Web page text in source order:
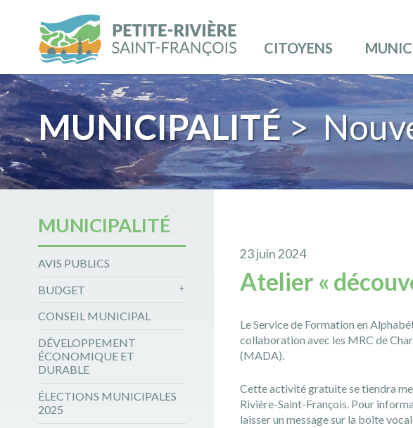
CITOYENS
MUNICIPALITÉ>
MUNICIPALITÉ
AVIS PUBLICS
BUDGET
CONSEIL MUNICIPAL
DÉVELOPPEMENT
ÉCONOMIQUE ET
DURABLE
ÉLECTIONS MUNICIPALES
2025
23 juin 2024
Atelier «
LeService de Formation en
collaboration avec les MRC de
(MADA).
Cette activité gratuite se tiendra
Rivière-Saint-François. Pour
laisser un message sur la boîte